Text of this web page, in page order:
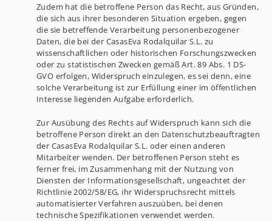
Zudem hat die betroffene Person das Recht, aus Gründen,
die sich aus ihrer besonderen Situation ergeben, gegen
die sie betreffende Verarbeitung personenbezogener
Daten, die bei der CasasEva Rodalquilar S.L. zu
wissenschaftlichen oder historischen Forschungszwecken
oder zu statistischen Zwecken gemäß Art. 89 Abs. 1 DS-
GVO erfolgen, Widerspruch einzulegen, es sei denn, eine
solche Verarbeitung ist zur Erfüllung einer im öffentlichen
Interesse liegenden Aufgabe erforderlich.
Zur Ausübung des Rechts auf Widerspruch kann sich die
betroffene Person direkt an den Datenschutzbeauftragten
der CasasEva Rodalquilar S.L. oder einen anderen
Mitarbeiter wenden. Der betroffenen Person steht es
ferner frei, im Zusammenhang mit der Nutzung von
Diensten der Informationsgesellschaft, ungeachtet der
Richtlinie 2002/58/EG, ihr Widerspruchsrecht mittels
automatisierter Verfahren auszuüben, bei denen
technische Spezifikationen verwendet werden.